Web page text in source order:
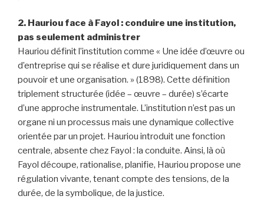
2. Hauriou face à Fayol : conduire une institution,
pas seulement administrer
Hauriou définit l’institution comme « Une idée d’œuvre ou
d’entreprise qui se réalise et dure juridiquement dans un
pouvoir et une organisation. » (1898). Cette définition
triplement structurée (idée – œuvre – durée) s’écarte
d’une approche instrumentale. L’institution n’est pas un
organe ni un processus mais une dynamique collective
orientée par un projet. Hauriou introduit une fonction
centrale, absente chez Fayol : la conduite. Ainsi, là où
Fayol découpe, rationalise, planifie, Hauriou propose une
régulation vivante, tenant compte des tensions, de la
durée, de la symbolique, de la justice.